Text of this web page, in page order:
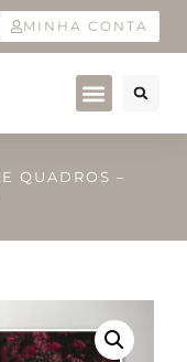
MINHA CONTA
QUADROS –